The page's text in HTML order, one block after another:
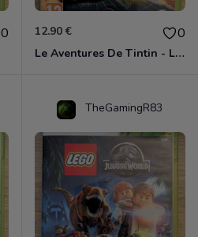
0 12.90 € 0
Le Aventures De Tintin - Le Secret De La Licorne Xbox 360
TheGamingR83